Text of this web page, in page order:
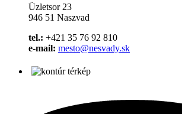
Üzletsor 23
946 51 Naszvad
tel.: +421 35 76 92 810
e-mail: mesto@nesvady.sk